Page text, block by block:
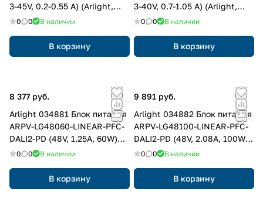
3-45V, 0.2-0.55 A) (Arlight,
IP20 Пластик, 5 лет)
0 0 В наличии
В корзину
3-40V, 0.7-1.05 A) (Arlight,
IP20 Пластик, 5 лет)
0 0 В наличии
В корзину
8 377 руб.
Arlight 034881 Блок питания
ARPV-LG48060-LINEAR-PFC-
DALI2-PD (48V, 1.25A, 60W)
(Arlight, IP67 Металл, 5 лет)
0 0 В наличии
В корзину
9 891 руб.
Arlight 034882 Блок питания
ARPV-LG48100-LINEAR-PFC-
DALI2-PD (48V, 2.08A, 100W)
(Arlight, IP67 Металл, 5 лет)
0 0 В наличии
В корзину